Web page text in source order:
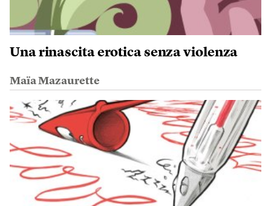
Una rinascita erotica senza violenza
Maïa Mazaurette